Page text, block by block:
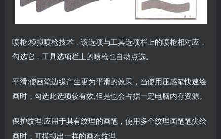
喷枪:模拟喷枪技术，该选项与工具选项栏上的喷枪相对应，
勾选它，工具选项栏上的喷枪也自动点选。
平滑:使画笔边缘产生更为平滑的效果，当使用压感笔快速绘
画时，勾选此选项较有效,但是也会占据一定电脑内存资源。
保护纹理:应用于具有纹理的画笔，使用多个纹理画笔笔尖绘
画时，可模拟出一样的画布纹理。